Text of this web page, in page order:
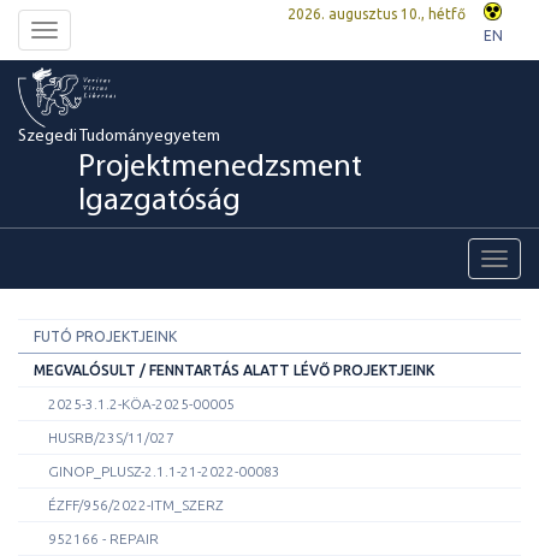
Toggle
navigation
2026. augusztus 10., hétfő
EN
Szegedi Tudományegyetem
Projektmenedzsment
Igazgatóság
FUTÓ PROJEKTJEINK
MEGVALÓSULT / FENNTARTÁS ALATT LÉVŐ PROJEKTJEINK
2025-3.1.2-KÖA-2025-00005
HUSRB/23S/11/027
GINOP_PLUSZ-2.1.1-21-2022-00083
ÉZFF/956/2022-ITM_SZERZ
952166 - REPAIR